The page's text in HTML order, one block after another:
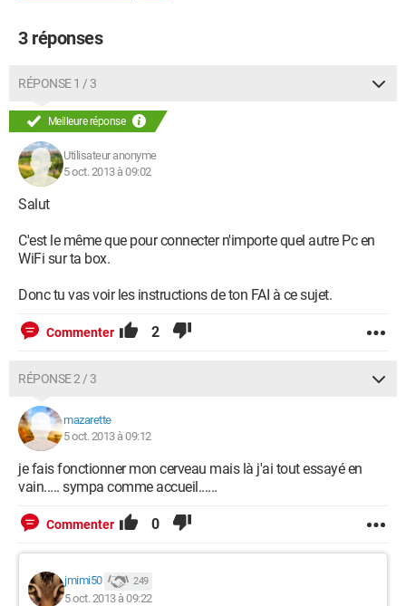
3 réponses
RÉPONSE 1 / 3
Meilleure réponse
Utilisateur anonyme
5 oct. 2013 à 09:02
Salut
C'est le même que pour connecter n'importe quel autre Pc en
WiFi sur ta box.
Donc tu vas voir les instructions de ton FAI à ce sujet.
Commenter 2
RÉPONSE 2 / 3
mazarette
5 oct. 2013 à 09:12
je fais fonctionner mon cerveau mais là j'ai tout essayé en
vain..... sympa comme accueil......
Commenter 0
jmimi50 249
5 oct. 2013 à 09:22